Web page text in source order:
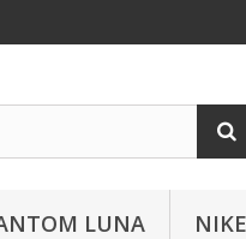
LUNA